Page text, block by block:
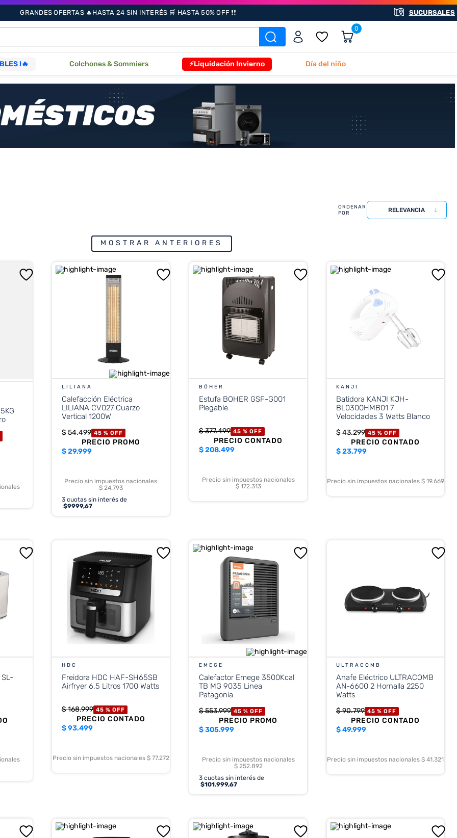
GRANDES OFERTAS 🔥HASTA 24 SIN INTERÉS 🛒 HASTA 50% OFF ❗❗ SUCURSALES
0
!🔥 Colchones & Sommiers ⚡Liquidación Invierno Día del niño
RELEVANCIA
MOSTRAR ANTERIORES
LILIANA
Calefacción Eléctrica
LILIANA CV027 Cuarzo
Vertical 1200W
$54.499 45 % OFF
PRECIO PROMO
$29.999
Precio sin impuestos nacionales
$ 24.793
3cuotas sin interés de
$9999,67
BÖHER
Estufa BOHER GSF-G001
Plegable
$377.499 45 % OFF
PRECIO CONTADO
$208.499
Precio sin impuestos nacionales
$ 172.313
KANJI
Batidora KANJI KJH-
BL0300HMB01 7
Velocidades 3 Watts Blanco
$43.299 45 % OFF
PRECIO CONTADO
$23.799
Precio sin impuestos nacionales $ 19.669
SL-
HDC
Freidora HDC HAF-SH65SB
Airfryer 6.5 Litros 1700 Watts
$168.999 45 % OFF
PRECIO CONTADO
$93.499
Precio sin impuestos nacionales $ 77.272
EMEGE
Calefactor Emege 3500Kcal
TB MG 9035 Linea
Patagonia
$553.999 45 % OFF
PRECIO PROMO
$305.999
Precio sin impuestos nacionales
$ 252.892
3cuotas sin interés de
$101.999,67
ULTRACOMB
Anafe Eléctrico ULTRACOMB
AN-6600 2 Hornalla 2250
Watts
$90.799 45 % OFF
PRECIO CONTADO
$49.999
Precio sin impuestos nacionales $ 41.321
BUSCADOS